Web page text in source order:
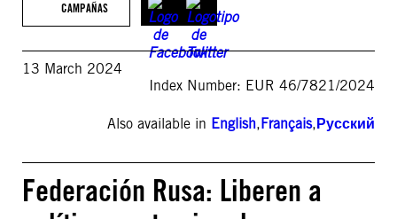
CAMPAÑAS
13 March 2024
Index Number: EUR 46/7821/2024
Also available in English,Français,Русский
Federación Rusa: Liberen a